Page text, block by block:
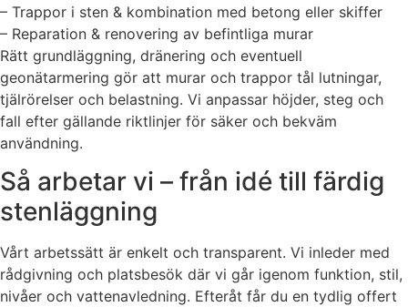
– Trappor i sten & kombination med betong eller skiffer
– Reparation & renovering av befintliga murar
Rätt grundläggning, dränering och eventuell
geonätarmering gör att murar och trappor tål lutningar,
tjälrörelser och belastning. Vi anpassar höjder, steg och
fall efter gällande riktlinjer för säker och bekväm
användning.
Så arbetar vi – från idé till färdig
stenläggning
Vårt arbetssätt är enkelt och transparent. Vi inleder med
rådgivning och platsbesök där vi går igenom funktion, stil,
nivåer och vattenavledning. Efteråt får du en tydlig offert